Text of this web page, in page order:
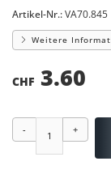
Artikel-Nr.:VA70.845
Weitere
CHF 3.60
- +